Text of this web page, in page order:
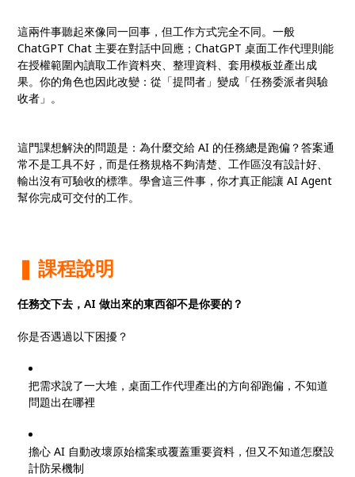
這兩件事聽起來像同一回事，但工作方式完全不同。一般
ChatGPT Chat 主要在對話中回應；ChatGPT 桌面工作代理則能
在授權範圍內讀取工作資料夾、整理資料、套用模板並產出成
果。你的角色也因此改變：從「提問者」變成「任務委派者與驗
收者」。
這門課想解決的問題是：為什麼交給 AI 的任務總是跑偏？答案通
常不是工具不好，而是任務規格不夠清楚、工作區沒有設計好、
輸出沒有可驗收的標準。學會這三件事，你才真正能讓 AI Agent
幫你完成可交付的工作。
❚ 課程說明
任務交下去，AI 做出來的東西卻不是你要的？
你是否遇過以下困擾？
把需求說了一大堆，桌面工作代理產出的方向卻跑偏，不知道
問題出在哪裡
擔心 AI 自動改壞原始檔案或覆蓋重要資料，但又不知道怎麼設
計防呆機制